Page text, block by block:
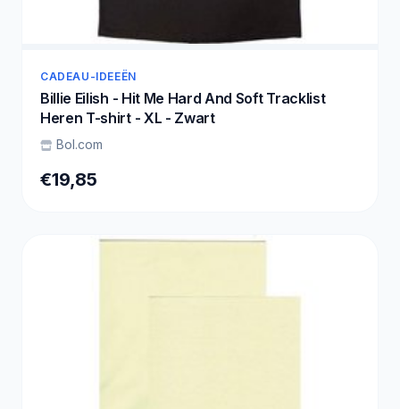
CADEAU-IDEEËN
Billie Eilish - Hit Me Hard And Soft Tracklist
Heren T-shirt - XL - Zwart
Bol.com
€19,85